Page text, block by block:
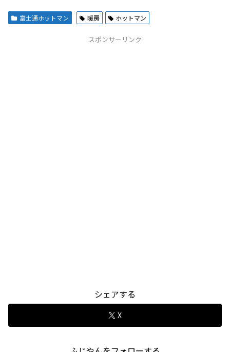
富士通ホットマン 暖房 ホットマン
スポンサーリンク
シェアする
X